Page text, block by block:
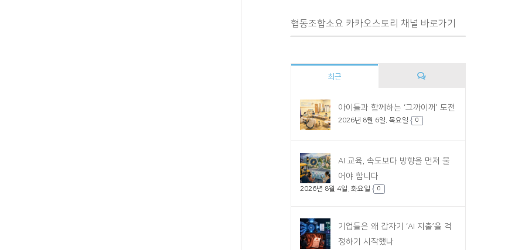
협동조합소요 카카오스토리 채널 바로가기
최근
아이들과 함께하는 ‘그까이꺼’ 도전
2026년 8월 6일. 목요일 0
AI 교육, 속도보다 방향을 먼저 물
어야 합니다
2026년 8월 4일. 화요일 0
기업들은 왜 갑자기 ‘AI 지출’을 걱
정하기 시작했나